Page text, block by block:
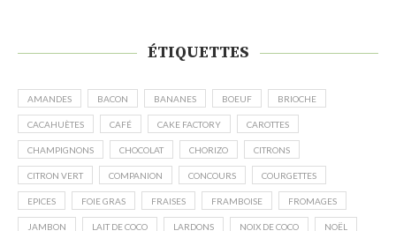
ÉTIQUETTES
AMANDES BACON BANANES BOEUF BRIOCHE
CACAHUÈTES CAFÉ CAKE FACTORY CAROTTES
CHAMPIGNONS CHOCOLAT CHORIZO CITRONS
CITRON VERT COMPANION CONCOURS COURGETTES
EPICES FOIE GRAS FRAISES FRAMBOISE FROMAGES
JAMBON LAIT DE COCO LARDONS NOIX DE COCO NOËL